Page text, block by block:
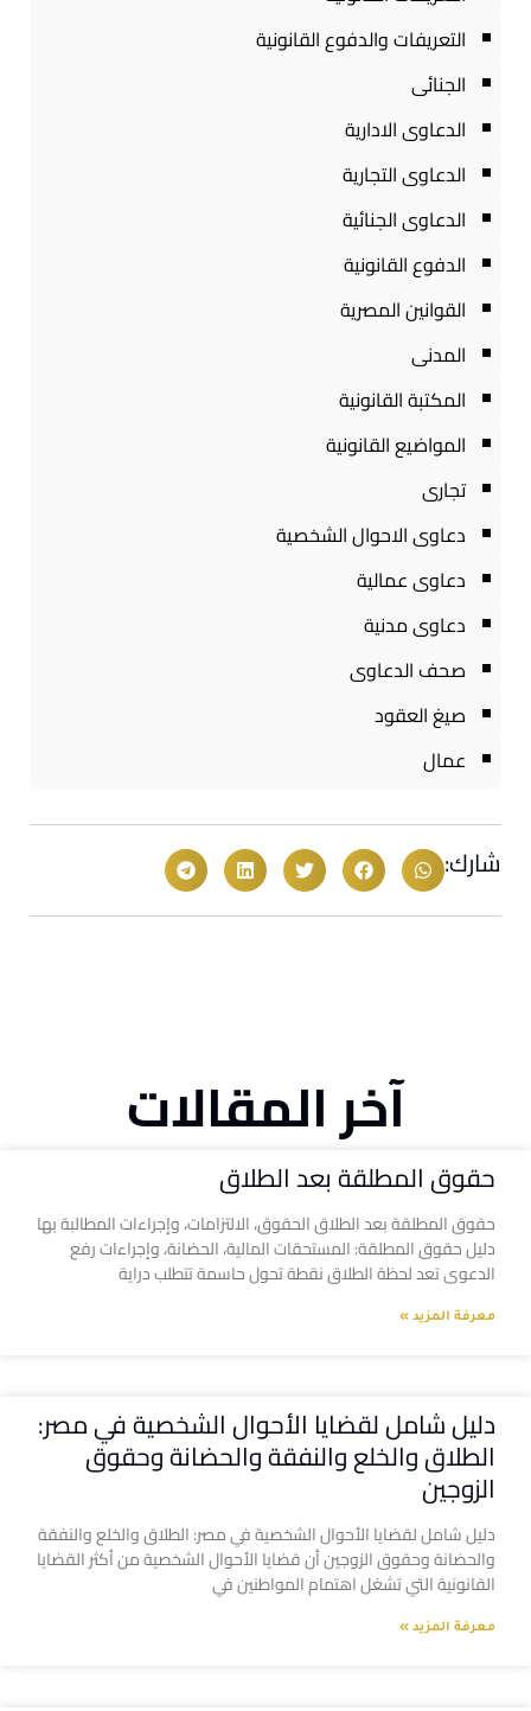
التعريفات والدفوع القانونية
الجنائى
الدعاوى الادارية
الدعاوى التجارية
الدعاوى الجنائية
الدفوع القانونية
القوانين المصرية
المدنى
المكتبة القانونية
المواضيع القانونية
تجارى
دعاوى الاحوال الشخصية
دعاوى عمالية
دعاوى مدنية
صحف الدعاوى
صيغ العقود
عمال
شارك:
آخر المقالات
حقوق المطلقة بعد الطلاق
حقوق المطلقة بعد الطلاق الحقوق، الالتزامات، وإجراءات المطالبة بها
دليل حقوق المطلقة: المستحقات المالية، الحضانة، وإجراءات رفع
الدعوى تعد لحظة الطلاق نقطة تحول حاسمة تتطلب دراية
معرفة المزيد »
دليل شامل لقضايا الأحوال الشخصية في مصر:
الطلاق والخلع والنفقة والحضانة وحقوق
الزوجين
دليل شامل لقضايا الأحوال الشخصية في مصر: الطلاق والخلع والنفقة
والحضانة وحقوق الزوجين أن قضايا الأحوال الشخصية من أكثر القضايا
القانونية التي تشغل اهتمام المواطنين في
معرفة المزيد »